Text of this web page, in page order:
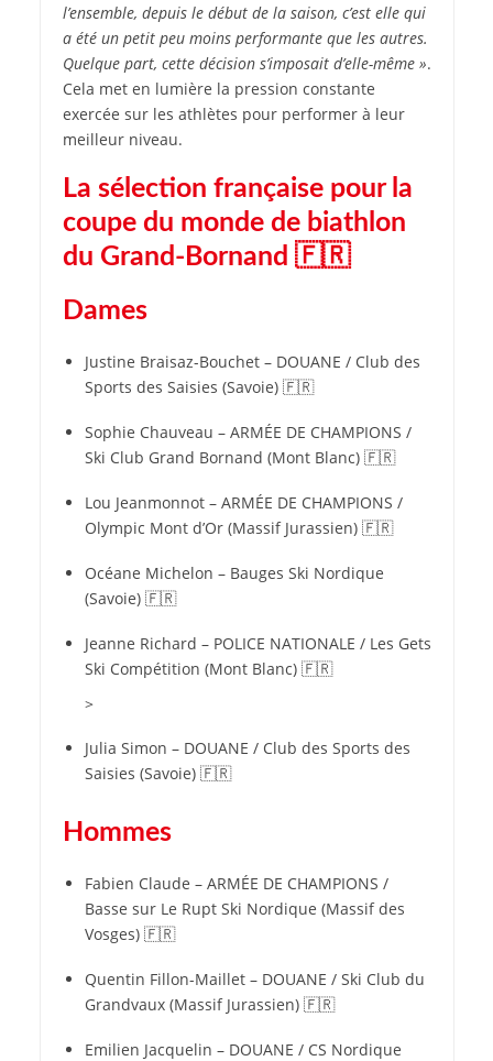
l’ensemble, depuis le début de la saison, c’est elle qui
a été un petit peu moins performante que les autres.
Quelque part, cette décision s’imposait d’elle-même ».
Cela met en lumière la pression constante
exercée sur les athlètes pour performer à leur
meilleur niveau.
La sélection française pour la
coupe du monde de biathlon
du Grand-Bornand 🇫🇷
Dames
Justine Braisaz-Bouchet – DOUANE / Club des
Sports des Saisies (Savoie) 🇫🇷
Sophie Chauveau – ARMÉE DE CHAMPIONS /
Ski Club Grand Bornand (Mont Blanc) 🇫🇷
Lou Jeanmonnot – ARMÉE DE CHAMPIONS /
Olympic Mont d’Or (Massif Jurassien) 🇫🇷
Océane Michelon – Bauges Ski Nordique
(Savoie) 🇫🇷
Jeanne Richard – POLICE NATIONALE / Les Gets
Ski Compétition (Mont Blanc) 🇫🇷
>
Julia Simon – DOUANE / Club des Sports des
Saisies (Savoie) 🇫🇷
Hommes
Fabien Claude – ARMÉE DE CHAMPIONS /
Basse sur Le Rupt Ski Nordique (Massif des
Vosges) 🇫🇷
Quentin Fillon-Maillet – DOUANE / Ski Club du
Grandvaux (Massif Jurassien) 🇫🇷
Emilien Jacquelin – DOUANE / CS Nordique